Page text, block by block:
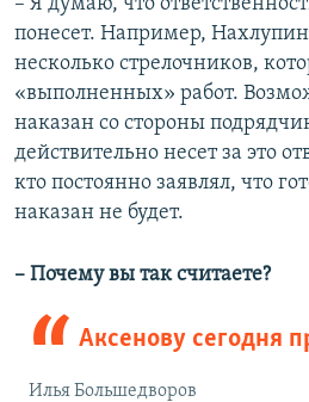
понесет. Например,
несколько стрелочников,
«выполненных» работ.
наказан со стороны
действительно несет за это
кто постоянно заявлял, что
наказан не будет.
– Почему вы так считаете?
Аксенову сегодня
Илья Большедворов